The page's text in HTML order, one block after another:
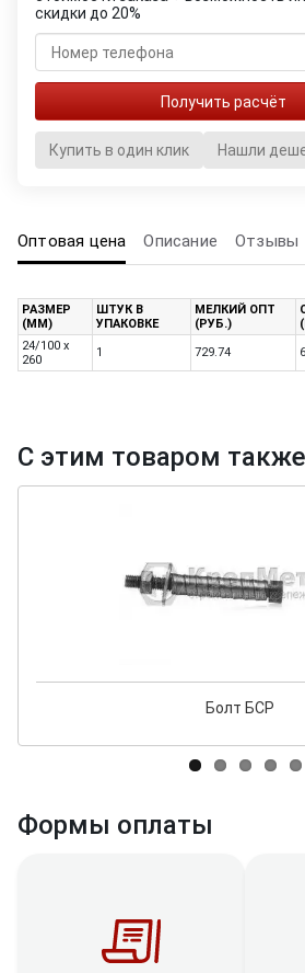
скидки до 20%
Купить в один клик Нашли
Оптовая цена Описание Отзывы
РАЗМЕР
(ММ)
ШТУК В
УПАКОВКЕ
МЕЛКИЙ ОПТ
(РУБ.)
24/100 x
260
1 729.74
С этим товаром
Болт БСР
Формы оплаты